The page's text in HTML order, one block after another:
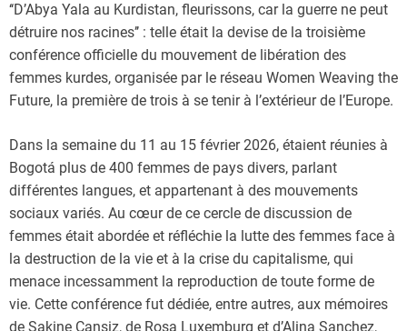
‘‘D’Abya Yala au Kurdistan, fleurissons, car la guerre ne peut
détruire nos racines’’ : telle était la devise de la troisième
conférence officielle du mouvement de libération des
femmes kurdes, organisée par le réseau Women Weaving the
Future, la première de trois à se tenir à l’extérieur de l’Europe.
Dans la semaine du 11 au 15 février 2026, étaient réunies à
Bogotá plus de 400 femmes de pays divers, parlant
différentes langues, et appartenant à des mouvements
sociaux variés. Au cœur de ce cercle de discussion de
femmes était abordée et réfléchie la lutte des femmes face à
la destruction de la vie et à la crise du capitalisme, qui
menace incessamment la reproduction de toute forme de
vie. Cette conférence fut dédiée, entre autres, aux mémoires
de Sakine Cansiz, de Rosa Luxemburg et d’Alina Sanchez,